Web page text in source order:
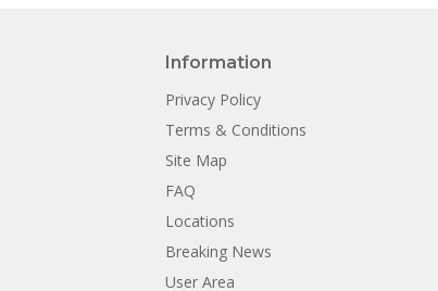
Information
Privacy Policy
Terms & Conditions
Site Map
FAQ
Locations
Breaking News
User Area